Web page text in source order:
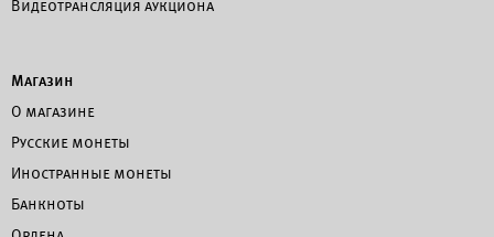
Видеотрансляция аукциона
Магазин
О магазине
Русские монеты
Иностранные монеты
Банкноты